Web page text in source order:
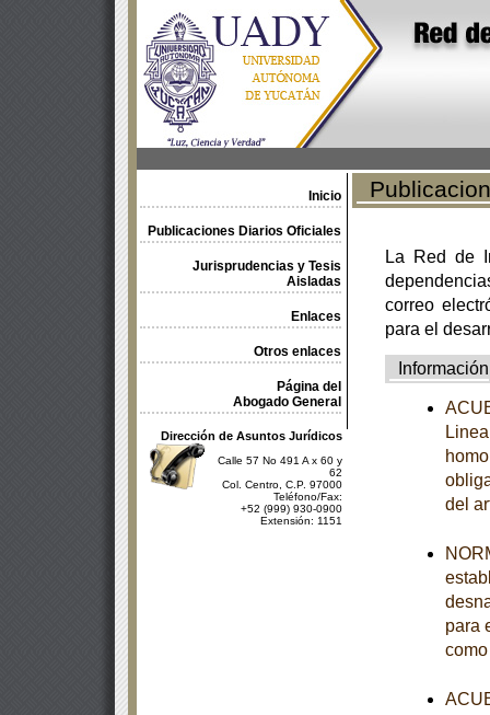
Inicio
Publicaciones Diarios Oficiales
Jurisprudencias y Tesis
Aisladas
Enlaces
Otros enlaces
Página del
Abogado General
Dirección de Asuntos Jurídicos
Calle 57 No 491 A x 60 y
62
Col. Centro, C.P. 97000
Teléfono/Fax:
+52 (999) 930-0900
Extensión: 1151
La Red de
correo
para el
Información
del
para